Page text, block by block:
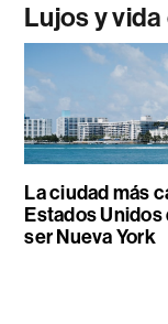
Lujos y
La ciudad más
Estados Unidos
ser Nueva York